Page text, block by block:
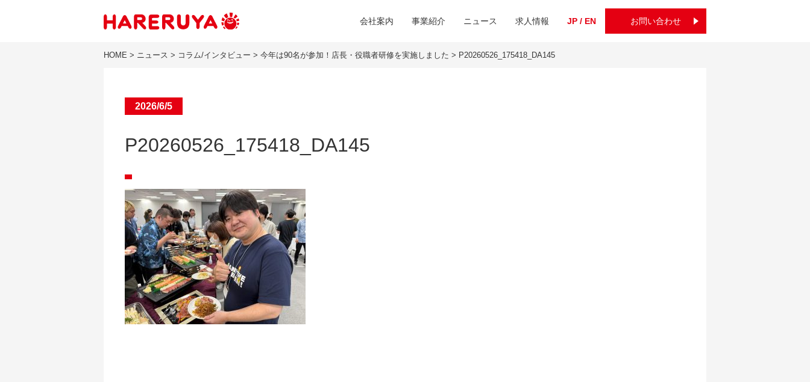
会社案内 事業紹介 ニュース 求人情報 JP / EN お問い合わせ
HOME > ニュース > コラム/インタビュー > 今年は90名が参加！店長・役職者研修を実施しました > P20260526_175418_DA145
2026/6/5
P20260526_175418_DA145